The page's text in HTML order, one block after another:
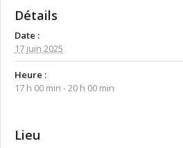
Détails
Date :
17 juin 2025
Heure :
17 h 00 min - 20 h 00 min
Lieu